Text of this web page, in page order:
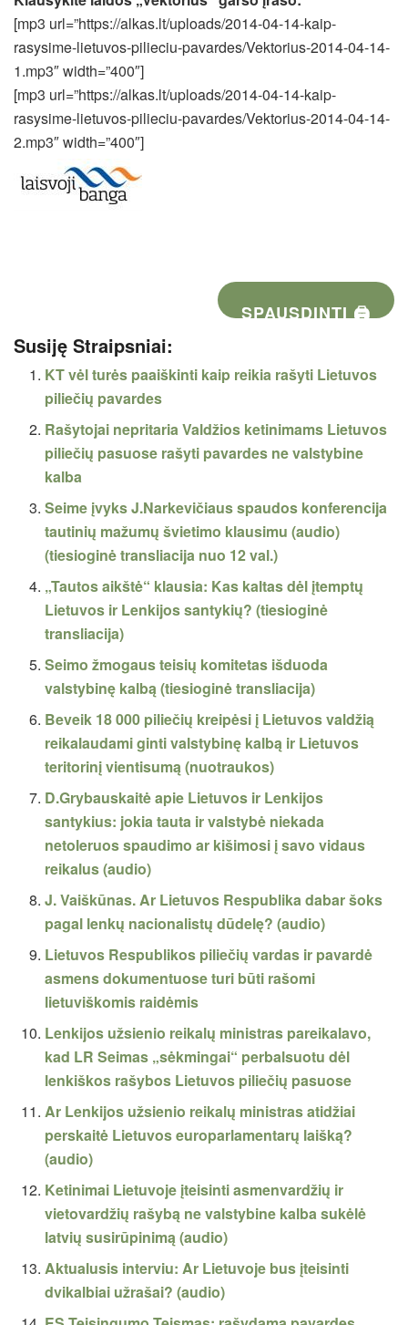
[mp3 url=”https://alkas.lt/uploads/2014-04-14-kaip-
rasysime-lietuvos-pilieciu-pavardes/Vektorius-2014-04-14-
1.mp3″ width=”400″]
[mp3 url=”https://alkas.lt/uploads/2014-04-14-kaip-
rasysime-lietuvos-pilieciu-pavardes/Vektorius-2014-04-14-
2.mp3″ width=”400″]
SPAUSDINTI 🖨
Susiję Straipsniai:
KT vėl turės paaiškinti kaip reikia rašyti Lietuvos
piliečių pavardes
Rašytojai nepritaria Valdžios ketinimams Lietuvos
piliečių pasuose rašyti pavardes ne valstybine
kalba
Seime įvyks J.Narkevičiaus spaudos konferencija
tautinių mažumų švietimo klausimu (audio)
(tiesioginė transliacija nuo 12 val.)
„Tautos aikštė“ klausia: Kas kaltas dėl įtemptų
Lietuvos ir Lenkijos santykių? (tiesioginė
transliacija)
Seimo žmogaus teisių komitetas išduoda
valstybinę kalbą (tiesioginė transliacija)
Beveik 18 000 piliečių kreipėsi į Lietuvos valdžią
reikalaudami ginti valstybinę kalbą ir Lietuvos
teritorinį vientisumą (nuotraukos)
D.Grybauskaitė apie Lietuvos ir Lenkijos
santykius: jokia tauta ir valstybė niekada
netoleruos spaudimo ar kišimosi į savo vidaus
reikalus (audio)
J. Vaiškūnas. Ar Lietuvos Respublika dabar šoks
pagal lenkų nacionalistų dūdelę? (audio)
Lietuvos Respublikos piliečių vardas ir pavardė
asmens dokumentuose turi būti rašomi
lietuviškomis raidėmis
Lenkijos užsienio reikalų ministras pareikalavo,
kad LR Seimas „sėkmingai“ perbalsuotu dėl
lenkiškos rašybos Lietuvos piliečių pasuose
Ar Lenkijos užsienio reikalų ministras atidžiai
perskaitė Lietuvos europarlamentarų laišką?
(audio)
Ketinimai Lietuvoje įteisinti asmenvardžių ir
vietovardžių rašybą ne valstybine kalba sukėlė
latvių susirūpinimą (audio)
Aktualusis interviu: Ar Lietuvoje bus įteisinti
dvikalbiai užrašai? (audio)